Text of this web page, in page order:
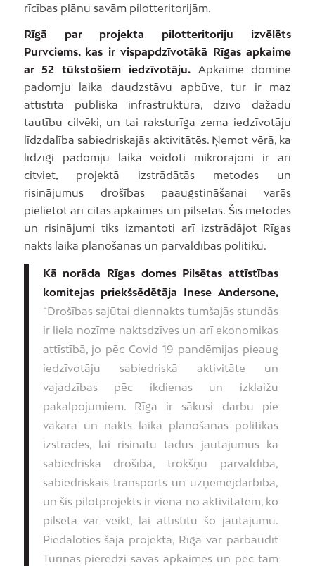
rīcības plānu savām pilotteritorijām.
Rīgā par projekta pilotteritoriju izvēlēts
Purvciems, kas ir vispapdzīvotākā Rīgas apkaime
ar 52 tūkstošiem iedzīvotāju.Apkaimē dominē
padomju laika daudzstāvu apbūve, tur ir maz
attīstīta publiskā infrastruktūra, dzīvo dažādu
tautību cilvēki, un tai raksturīga zema iedzīvotāju
līdzdalība sabiedriskajās aktivitātēs. Ņemot vērā, ka
līdzīgi padomju laikā veidoti mikrorajoni ir arī
citviet, projektā izstrādātās metodes un
risinājumus drošības paaugstināšanai varēs
pielietot arī citās apkaimēs un pilsētās. Šīs metodes
un risinājumi tiks izmantoti arī izstrādājot Rīgas
nakts laika plānošanas un pārvaldības politiku.
Kā norāda Rīgas domes Pilsētas attīstības
komitejas priekšsēdētāja Inese Andersone,
“Drošības sajūtai diennakts tumšajās stundās
ir liela nozīme naktsdzīves un arī ekonomikas
attīstībā, jo pēc Covid-19 pandēmijas pieaug
iedzīvotāju sabiedriskā aktivitāte un
vajadzības pēc ikdienas un izklaižu
pakalpojumiem. Rīga ir sākusi darbu pie
vakara un nakts laika plānošanas politikas
izstrādes, lai risinātu tādus jautājumus kā
sabiedriskā drošība, trokšņu pārvaldība,
sabiedriskais transports un uzņēmējdarbība,
un šis pilotprojekts ir viena no aktivitātēm, ko
pilsēta var veikt, lai attīstītu šo jautājumu.
Piedaloties šajā projektā, Rīga var pārbaudīt
Turīnas pieredzi savās apkaimēs un pēc tam